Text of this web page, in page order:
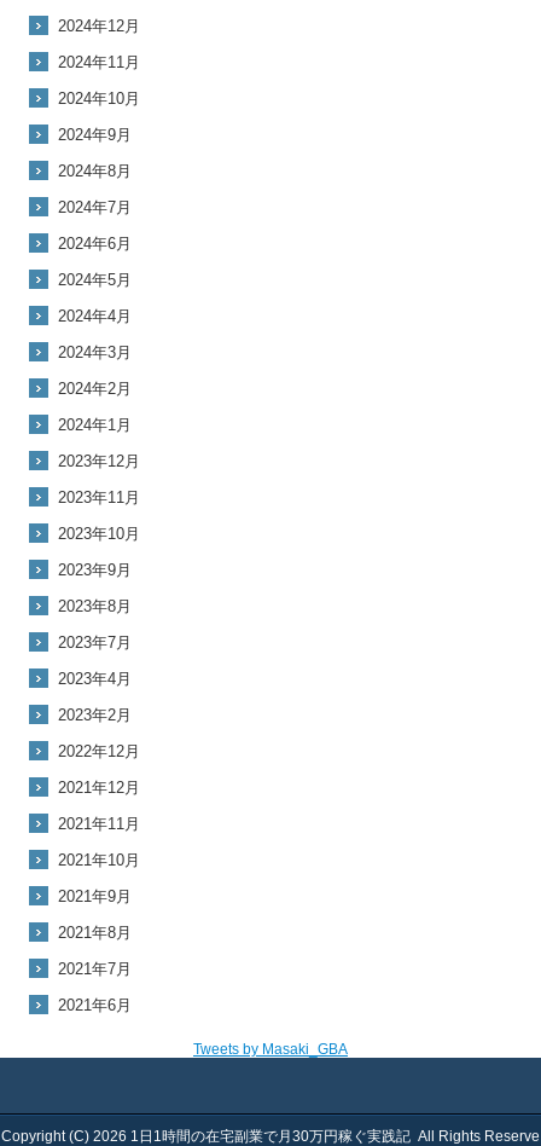
2024年12月
2024年11月
2024年10月
2024年9月
2024年8月
2024年7月
2024年6月
2024年5月
2024年4月
2024年3月
2024年2月
2024年1月
2023年12月
2023年11月
2023年10月
2023年9月
2023年8月
2023年7月
2023年4月
2023年2月
2022年12月
2021年12月
2021年11月
2021年10月
2021年9月
2021年8月
2021年7月
2021年6月
Tweets by Masaki_GBA
Copyright (C) 2026 1日1時間の在宅副業で月30万円稼ぐ実践記 All Rights Reserve